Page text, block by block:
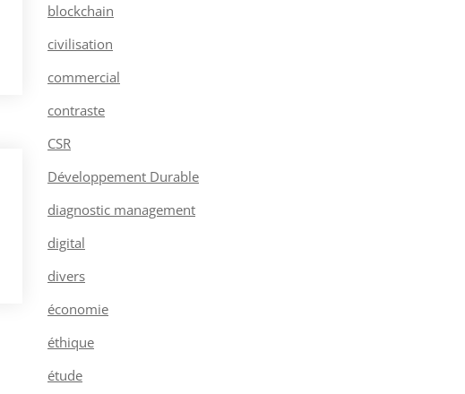
blockchain
civilisation
commercial
contraste
CSR
Développement Durable
diagnostic management
digital
divers
économie
éthique
étude